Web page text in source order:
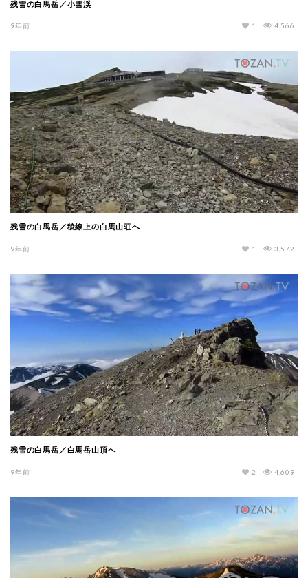
残雪の白馬岳／小雪渓
9年前 4,566
1
残雪の白馬岳／稜線上の白馬山荘へ
9年前 3,572
1
残雪の白馬岳／白馬岳山頂へ
9年前 4,609
2